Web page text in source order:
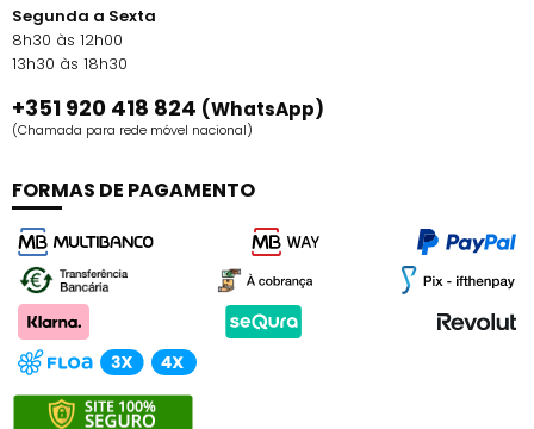
Segunda a Sexta
8h30 às 12h00
13h30 às 18h30
+351 920 418 824 (WhatsApp)
(Chamada para rede móvel nacional)
FORMAS DE PAGAMENTO